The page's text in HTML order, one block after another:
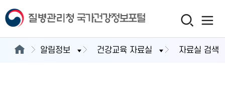
알림정보 건강교육 자료실 자료실 검색